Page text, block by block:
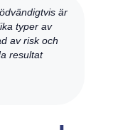
är
typer av
av risk och
resultat